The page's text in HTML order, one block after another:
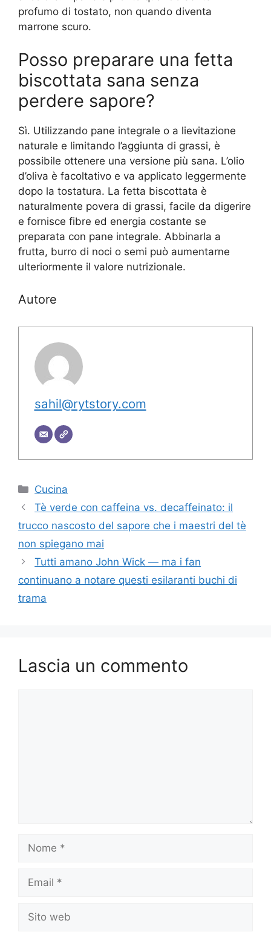
profumo di tostato, non quando diventa
marrone scuro.
Posso preparare una fetta
biscottata sana senza
perdere sapore?
Sì. Utilizzando pane integrale o a lievitazione
naturale e limitando l’aggiunta di grassi, è
possibile ottenere una versione più sana. L’olio
d’oliva è facoltativo e va applicato leggermente
dopo la tostatura. La fetta biscottata è
naturalmente povera di grassi, facile da digerire
e fornisce fibre ed energia costante se
preparata con pane integrale. Abbinarla a
frutta, burro di noci o semi può aumentarne
ulteriormente il valore nutrizionale.
Autore
sahil@rytstory.com
Categorie
Cucina
Tè verde con caffeina vs. decaffeinato: il
trucco nascosto del sapore che i maestri del tè
non spiegano mai
Tutti amano John Wick — ma i fan
continuano a notare questi esilaranti buchi di
trama
Lascia un commento
web